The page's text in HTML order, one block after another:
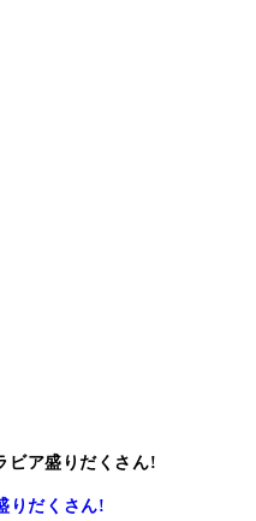
ビア盛りだくさん!
りだくさん!